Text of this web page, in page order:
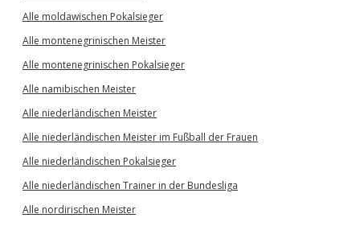
Alle moldawischen Pokalsieger
Alle montenegrinischen Meister
Alle montenegrinischen Pokalsieger
Alle namibischen Meister
Alle niederländischen Meister
Alle niederländischen Meister im Fußball der Frauen
Alle niederländischen Pokalsieger
Alle niederländischen Trainer in der Bundesliga
Alle nordirischen Meister